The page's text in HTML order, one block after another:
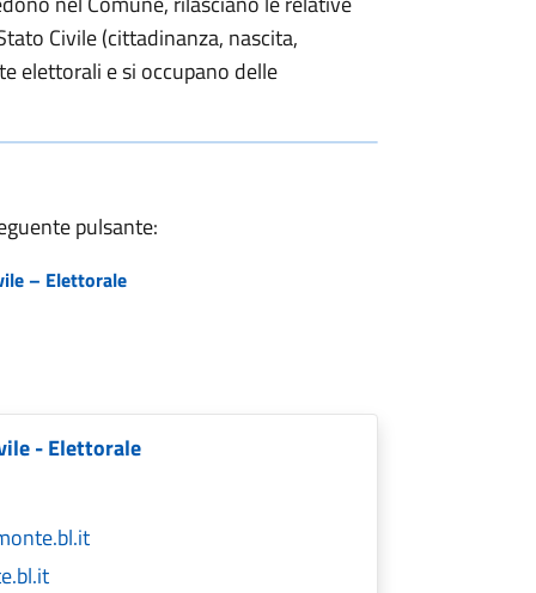
Civile (cittadinanza, nascita,
elettorali e si occupano delle
pulsante:
– Elettorale
- Elettorale